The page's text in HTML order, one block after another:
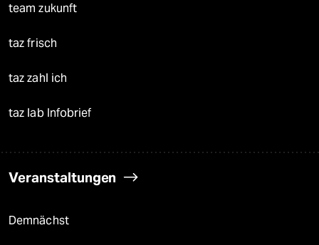
team zukunft
taz frisch
taz zahl ich
taz lab Infobrief
Veranstaltungen
Demnächst